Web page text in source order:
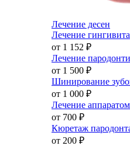
Лечение десен
Лечение гингивита
от 1 152 ₽
Лечение
от 1 500 ₽
Шинирование
от 1 000 ₽
Лечение
от 700 ₽
Кюретаж
от 200 ₽